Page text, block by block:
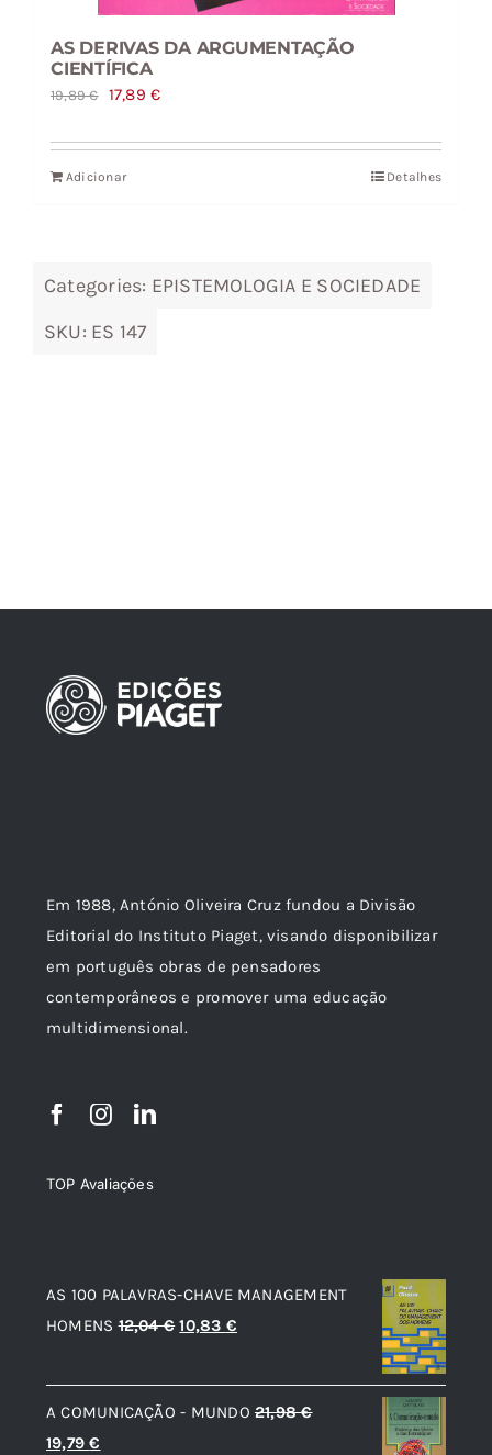
AS DERIVAS DA ARGUMENTAÇÃO
CIENTÍFICA
19,89€
O
original
era:
17,89€O
atual
Adicionar Detalhes
Categories: EPISTEMOLOGIA E SOCIEDADE
SKU: ES 147
Em 1988, António Oliveira Cruz fundou a Divisão
Editorial do Instituto Piaget, visando disponibilizar
em português obras de pensadores
contemporâneos e promover uma educação
multidimensional.
TOP Avaliações
AS 100 PALAVRAS-CHAVE MANAGEMENT
HOMENS 12,04€ O
original
era:
10,83 €
atual
é:
A COMUNICAÇÃO - MUNDO 21,98€
O
19,79€